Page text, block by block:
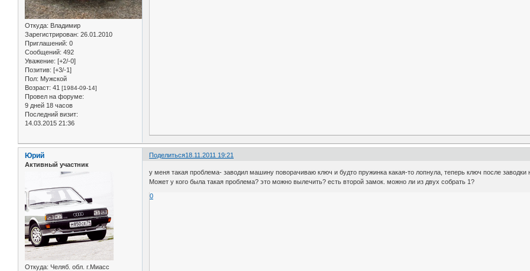
Откуда: Владимир
Зарегистрирован: 26.01.2010
Приглашений: 0
Сообщений: 492
Уважение: [+2/-0]
Позитив: [+3/-1]
Пол: Мужской
Возраст: 41 [1984-09-14]
Провел на форуме:
9 дней 18 часов
Последний визит:
14.03.2015 21:36
Поделиться18.11.2011 19:21
Юрий
Активный участник
Откуда: Челяб. обл. г.Миасс
у меня такая проблема- заводил машину поворачиваю ключ и будто пружинка какая-то лопнула, теперь ключ после
Может у кого была такая проблема? это можно вылечить? есть второй замок. можно ли из двух собрать 1?
0